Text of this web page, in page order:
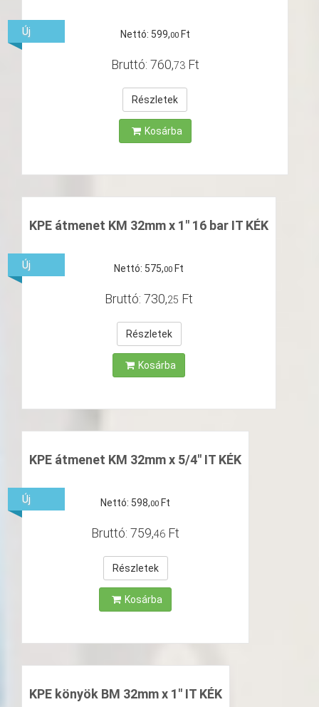
Nettó: 599,00 Ft
Bruttó: 760,73 Ft
Részletek
Kosárba
Új
KPE átmenet KM 32mm x 1" 16 bar IT KÉK
Nettó: 575,00 Ft
Bruttó: 730,25 Ft
Részletek
Kosárba
Új
KPE átmenet KM 32mm x 5/4" IT KÉK
Nettó: 598,00 Ft
Bruttó: 759,46 Ft
Részletek
Kosárba
Új
KPE könyök BM 32mm x 1" IT KÉK